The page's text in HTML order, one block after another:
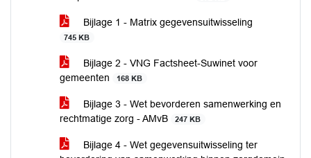
Bijlage 1 - Matrix gegevensuitwisseling
745 KB
Bijlage 2 - VNG Factsheet-Suwinet voor
gemeenten
168 KB
Bijlage 3 - Wet bevorderen samenwerking en
rechtmatige zorg - AMvB
247 KB
Bijlage 4 - Wet gegevensuitwisseling ter